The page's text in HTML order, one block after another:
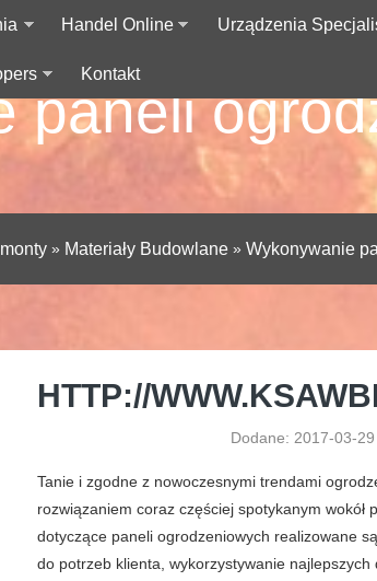
Handel Online Urządzenia
Kontakt
paneli
» Materiały Budowlane» Wykonywanie
HTTP://
Dodane: 2017-03-29
Tanie i zgodne z nowoczesnymi trendami
rozwiązaniem coraz częściej spotykanym
dotyczące paneli ogrodzeniowych realizowane
do potrzeb klienta, wykorzystywanie